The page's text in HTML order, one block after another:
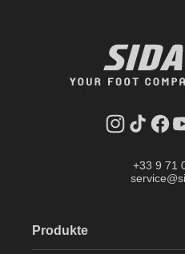
Instagram
TikTok
+33 9 71
Produkte